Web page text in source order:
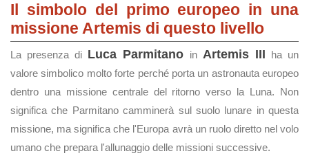
Il simbolo del primo europeo in una
missione Artemis di questo livello
La presenza di Luca Parmitano in Artemis III ha un
valore simbolico molto forte perché porta un astronauta europeo
dentro una missione centrale del ritorno verso la Luna. Non
significa che Parmitano camminerà sul suolo lunare in questa
missione, ma significa che l'Europa avrà un ruolo diretto nel volo
umano che prepara l'allunaggio delle missioni successive.